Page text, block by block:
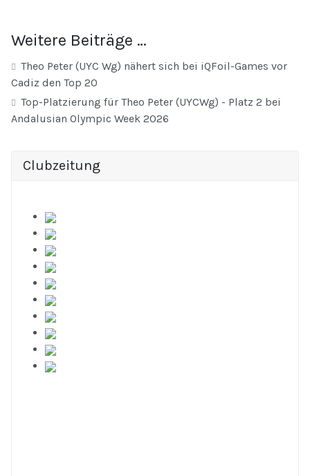
Weitere Beiträge …
Theo Peter (UYC Wg) nähert sich bei iQFoil-Games vor
Cadiz den Top 20
Top-Platzierung für Theo Peter (UYCWg) - Platz 2 bei
Andalusian Olympic Week 2026
Clubzeitung